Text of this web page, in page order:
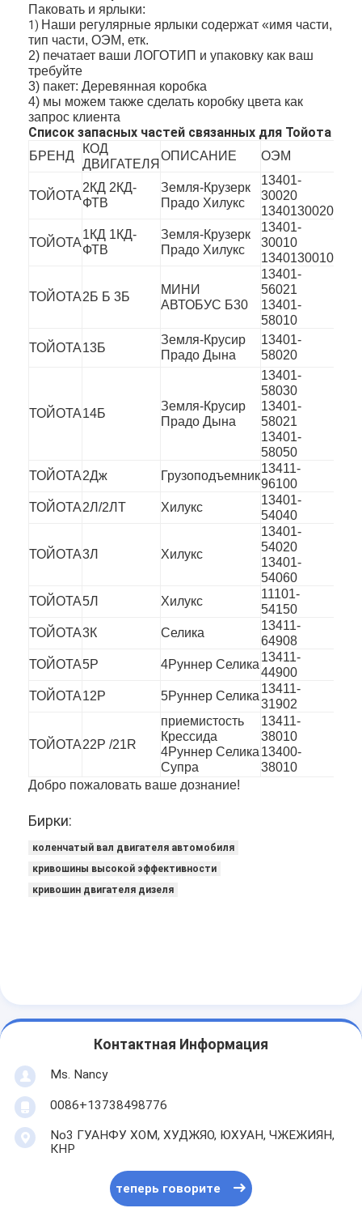
О нас
Экскурсия по заводу
Контроль качества
Свяжитесь с нами
теперь говорите
цилиндровый блок двигателя
Головка цилиндра двигателя
коленчатый вал двигателя
Ведущий шатун двигателя
Клапаны двигателя автомобиля
Ремонты головки цилиндра
ШКИВ КРИВОШИНА
Турбокомпрессор автомобиля
Насос управления рулем автомобиля
Части двигателя автомобиля
Кран клапана двигателя
Паковать и ярлыки:
1) Наши регулярные ярлыки содержат «имя части,
тип части, ОЭМ, етк.
2) печатает ваши ЛОГОТИП и упаковку как ваш
требуйте
3) пакет: Деревянная коробка
4) мы можем также сделать коробку цвета как
запрос клиента
Список запасных частей связанных для Тойота
БРЕНД
КОД
ДВИГАТЕЛЯ
ОПИСАНИЕ ОЭМ
ТОЙОТА
2КД 2КД-
ФТВ
Земля-Крузерк
Прадо Хилукс
13401-
30020
1340130020
ТОЙОТА
1КД 1КД-
ФТВ
Земля-Крузерк
Прадо Хилукс
13401-
30010
1340130010
ТОЙОТА2Б Б 3Б
МИНИ
АВТОБУС Б30
13401-
56021
13401-
58010
ТОЙОТА13Б
Земля-Крусир
Прадо Дына
13401-
58020
ТОЙОТА14Б
Земля-Крусир
Прадо Дына
13401-
58030
13401-
58021
13401-
58050
ТОЙОТА2Дж Грузоподъемник
13411-
96100
ТОЙОТА2Л/2ЛТ Хилукс
13401-
54040
ТОЙОТА3Л Хилукс
13401-
54020
13401-
54060
ТОЙОТА5Л Хилукс
11101-
54150
ТОЙОТА3К Селика
13411-
64908
ТОЙОТА5Р 4Руннер Селика
13411-
44900
ТОЙОТА12Р 5Руннер Селика
13411-
31902
ТОЙОТА22Р /21R
приемистость
Крессида
4Руннер Селика
Супра
13411-
38010
13400-
38010
Добро пожаловать ваше дознание!
Бирки:
коленчатый вал двигателя автомобиля
кривошины высокой эффективности
кривошин двигателя дизеля
Контактная Информация
Ms. Nancy
0086+13738498776
No3 ГУАНФУ ХОМ, ХУДЖЯО, ЮХУАН, ЧЖЕЖИЯН,
КНР
теперь говорите